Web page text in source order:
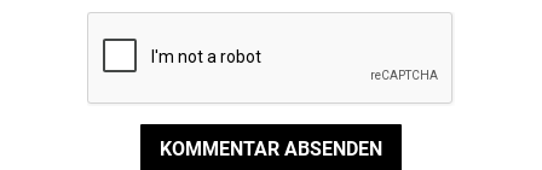
KOMMENTAR ABSENDEN